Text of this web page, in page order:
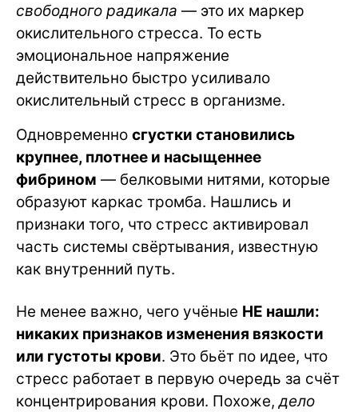
свободного радикала — это их маркер
окислительного стресса. То есть
эмоциональное напряжение
действительно быстро усиливало
окислительный стресс в организме.
Одновременно сгустки становились
крупнее, плотнее и насыщеннее
фибрином — белковыми нитями, которые
образуют каркас тромба. Нашлись и
признаки того, что стресс активировал
часть системы свёртывания, известную
как внутренний путь.
Не менее важно, чего учёные НЕ нашли:
никаких признаков изменения вязкости
или густоты крови. Это бьёт по идее, что
стресс работает в первую очередь за счёт
концентрирования крови. Похоже,дело